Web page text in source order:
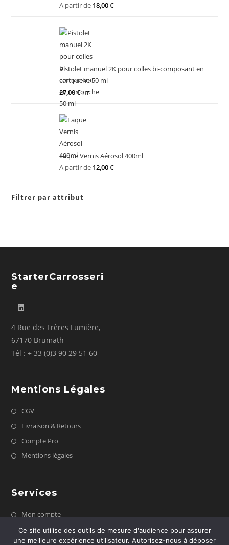
A partir de 18,00€
Pistolet manuel 2K pour colles bi-composant en
cartouche 50 ml
27,00€ HT
Laque Vernis Aérosol 400ml
A partir de 12,00€
Filtrer par attribut
StarterCarrosseri
E
4 Rue des Frères Lumière,
67170 Brumath
Tél : + 33 (0)3 90 29 51 60
Mentions Légales
CGV
Livraison & Retours
Compte Pro
Mentions légales
Services
Mon compte
Contactez nous
Ce site utilise des outils de mesure d'audience pour assurer
une meilleure expérience utilisateur. Autorisez-nous à déposer